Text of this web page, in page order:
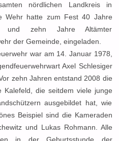
nördlichen Landkreis in
Wehr hatte zum Fest 40 Jahre
und zehn Jahre Altämter
der Gemeinde, eingeladen.
war am 14. Januar 1978,
Axel Schlesiger
zehn Jahren entstand 2008 die
Kalefeld, die seitdem viele junge
ausgebildet hat, wie
Beispiel sind die Kameraden
und Lukas Rohmann. Alle